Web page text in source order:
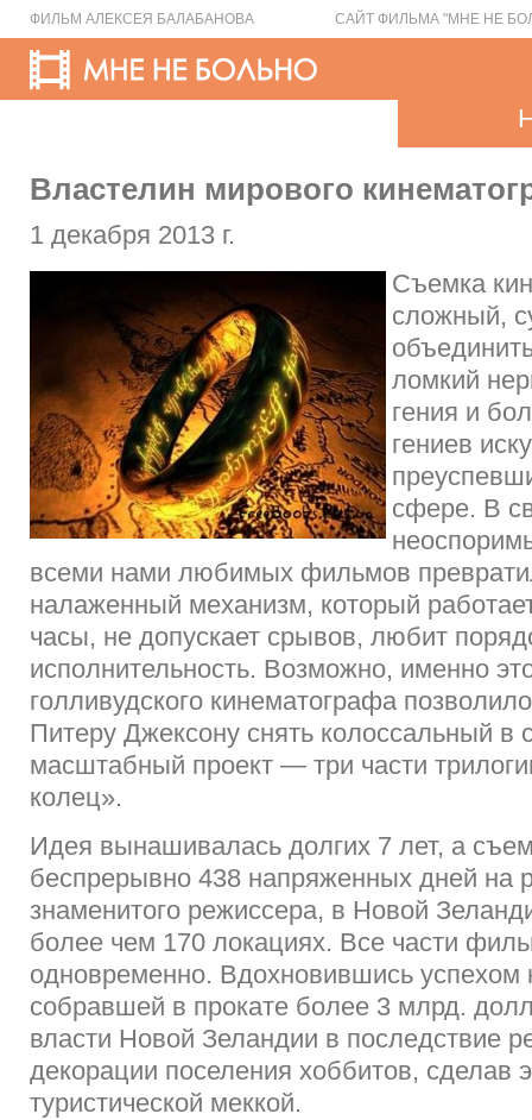
ФИЛЬМ АЛЕКСЕЯ БАЛАБАНОВА САЙТ ФИЛЬМА "МНЕ НЕ
Властелин мирового
1 декабря 2013 г.
Съемка
сложный,
ломкий
гения и
гениев
сфере. В
всеми нами любимых фильмов
налаженный механизм, который
часы, не допускает срывов, любит
исполнительность. Возможно, именно
голливудского кинематографа
Питеру Джексону снять колоссальный в
масштабный проект — три части
колец».
Идея вынашивалась долгих 7 лет, а
беспрерывно 438 напряженных дней на
знаменитого режиссера, в Новой
более чем 170 локациях. Все части
одновременно. Вдохновившись успехом
собравшей в прокате более 3 млрд.
власти Новой Зеландии в последствие
декорации поселения хоббитов, сделав
туристической меккой.